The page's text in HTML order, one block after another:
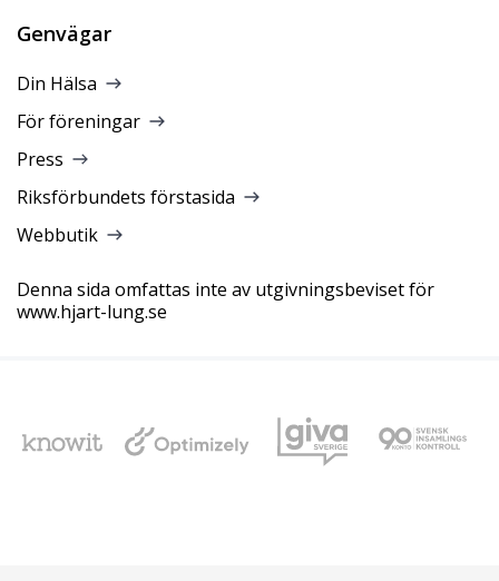
Genvägar
Din Hälsa
För föreningar
Press
Riksförbundets förstasida
Webbutik
Denna sida omfattas inte av utgivningsbeviset för
www.hjart-lung.se